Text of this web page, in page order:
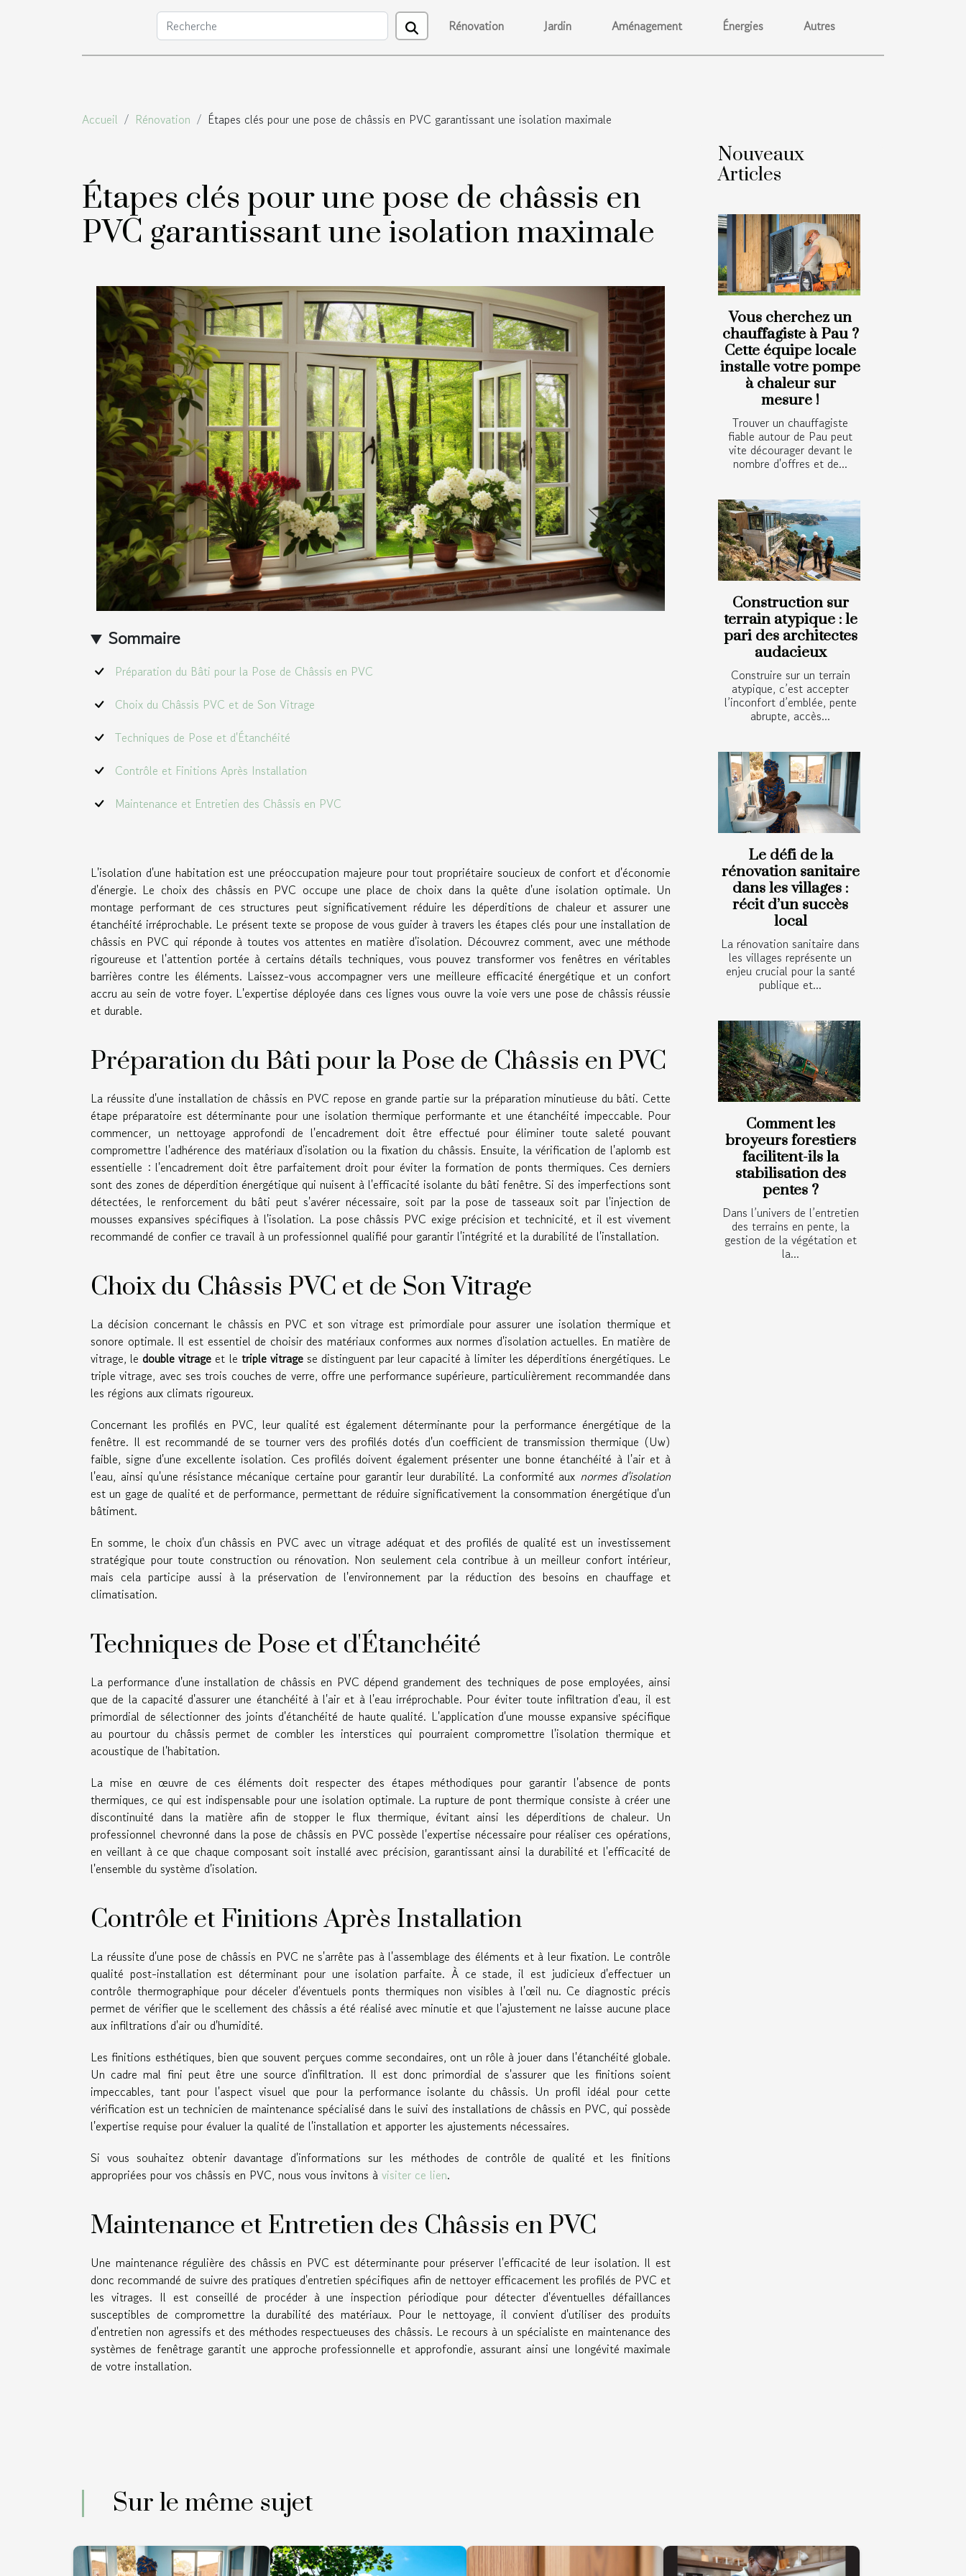
Rénovation Jardin Aménagement Énergies Autres
Accueil Rénovation Étapes clés pour une pose de châssis en PVC garantissant une isolation maximale
Étapes clés pour une pose de châssis en
PVC garantissant une isolation maximale
Sommaire
Préparation du Bâti pour la Pose de Châssis en PVC
Choix du Châssis PVC et de Son Vitrage
Techniques de Pose et d'Étanchéité
Contrôle et Finitions Après Installation
Maintenance et Entretien des Châssis en PVC
L'isolation d'une habitation est une préoccupation majeure pour tout propriétaire soucieux de confort et d'économie
d'énergie. Le choix des châssis en PVC occupe une place de choix dans la quête d'une isolation optimale. Un
montage performant de ces structures peut significativement réduire les déperditions de chaleur et assurer une
étanchéité irréprochable. Le présent texte se propose de vous guider à travers les étapes clés pour une installation de
châssis en PVC qui réponde à toutes vos attentes en matière d'isolation. Découvrez comment, avec une méthode
rigoureuse et l'attention portée à certains détails techniques, vous pouvez transformer vos fenêtres en véritables
barrières contre les éléments. Laissez-vous accompagner vers une meilleure efficacité énergétique et un confort
accru au sein de votre foyer. L'expertise déployée dans ces lignes vous ouvre la voie vers une pose de châssis réussie
et durable.
Préparation du Bâti pour la Pose de Châssis en PVC
La réussite d'une installation de châssis en PVC repose en grande partie sur la préparation minutieuse du bâti. Cette
étape préparatoire est déterminante pour une isolation thermique performante et une étanchéité impeccable. Pour
commencer, un nettoyage approfondi de l'encadrement doit être effectué pour éliminer toute saleté pouvant
compromettre l'adhérence des matériaux d'isolation ou la fixation du châssis. Ensuite, la vérification de l'aplomb est
essentielle : l'encadrement doit être parfaitement droit pour éviter la formation de ponts thermiques. Ces derniers
sont des zones de déperdition énergétique qui nuisent à l'efficacité isolante du bâti fenêtre. Si des imperfections sont
détectées, le renforcement du bâti peut s'avérer nécessaire, soit par la pose de tasseaux soit par l'injection de
mousses expansives spécifiques à l'isolation. La pose châssis PVC exige précision et technicité, et il est vivement
recommandé de confier ce travail à un professionnel qualifié pour garantir l'intégrité et la durabilité de l'installation.
Choix du Châssis PVC et de Son Vitrage
La décision concernant le châssis en PVC et son vitrage est primordiale pour assurer une isolation thermique et
sonore optimale. Il est essentiel de choisir des matériaux conformes aux normes d'isolation actuelles. En matière de
vitrage, le double vitrage et le triple vitragese distinguent par leur capacité à limiter les déperditions énergétiques. Le
triple vitrage, avec ses trois couches de verre, offre une performance supérieure, particulièrement recommandée dans
les régions aux climats rigoureux.
Concernant les profilés en PVC, leur qualité est également déterminante pour la performance énergétique de la
fenêtre. Il est recommandé de se tourner vers des profilés dotés d'un coefficient de transmission thermique (Uw)
faible, signe d'une excellente isolation. Ces profilés doivent également présenter une bonne étanchéité à l'air et à
l'eau, ainsi qu'une résistance mécanique certaine pour garantir leur durabilité. La conformité aux normes d'isolation
est un gage de qualité et de performance, permettant de réduire significativement la consommation énergétique d'un
bâtiment.
En somme, le choix d'un châssis en PVC avec un vitrage adéquat et des profilés de qualité est un investissement
stratégique pour toute construction ou rénovation. Non seulement cela contribue à un meilleur confort intérieur,
mais cela participe aussi à la préservation de l'environnement par la réduction des besoins en chauffage et
climatisation.
Techniques de Pose et d'Étanchéité
La performance d'une installation de châssis en PVC dépend grandement des techniques de pose employées, ainsi
que de la capacité d'assurer une étanchéité à l'air et à l'eau irréprochable. Pour éviter toute infiltration d'eau, il est
primordial de sélectionner des joints d'étanchéité de haute qualité. L'application d'une mousse expansive spécifique
au pourtour du châssis permet de combler les interstices qui pourraient compromettre l'isolation thermique et
acoustique de l'habitation.
La mise en œuvre de ces éléments doit respecter des étapes méthodiques pour garantir l'absence de ponts
thermiques, ce qui est indispensable pour une isolation optimale. La rupture de pont thermique consiste à créer une
discontinuité dans la matière afin de stopper le flux thermique, évitant ainsi les déperditions de chaleur. Un
professionnel chevronné dans la pose de châssis en PVC possède l'expertise nécessaire pour réaliser ces opérations,
en veillant à ce que chaque composant soit installé avec précision, garantissant ainsi la durabilité et l'efficacité de
l'ensemble du système d'isolation.
Contrôle et Finitions Après Installation
La réussite d'une pose de châssis en PVC ne s'arrête pas à l'assemblage des éléments et à leur fixation. Le contrôle
qualité post-installation est déterminant pour une isolation parfaite. À ce stade, il est judicieux d'effectuer un
contrôle thermographique pour déceler d'éventuels ponts thermiques non visibles à l'œil nu. Ce diagnostic précis
permet de vérifier que le scellement des châssis a été réalisé avec minutie et que l'ajustement ne laisse aucune place
aux infiltrations d'air ou d'humidité.
Les finitions esthétiques, bien que souvent perçues comme secondaires, ont un rôle à jouer dans l'étanchéité globale.
Un cadre mal fini peut être une source d'infiltration. Il est donc primordial de s'assurer que les finitions soient
impeccables, tant pour l'aspect visuel que pour la performance isolante du châssis. Un profil idéal pour cette
vérification est un technicien de maintenance spécialisé dans le suivi des installations de châssis en PVC, qui possède
l'expertise requise pour évaluer la qualité de l'installation et apporter les ajustements nécessaires.
Si vous souhaitez obtenir davantage d'informations sur les méthodes de contrôle de qualité et les finitions
appropriées pour vos châssis en PVC, nous vous invitons à visiter ce lien.
Maintenance et Entretien des Châssis en PVC
Une maintenance régulière des châssis en PVC est déterminante pour préserver l'efficacité de leur isolation. Il est
donc recommandé de suivre des pratiques d'entretien spécifiques afin de nettoyer efficacement les profilés de PVC et
les vitrages. Il est conseillé de procéder à une inspection périodique pour détecter d'éventuelles défaillances
susceptibles de compromettre la durabilité des matériaux. Pour le nettoyage, il convient d'utiliser des produits
d'entretien non agressifs et des méthodes respectueuses des châssis. Le recours à un spécialiste en maintenance des
systèmes de fenêtrage garantit une approche professionnelle et approfondie, assurant ainsi une longévité maximale
de votre installation.
Nouveaux
Articles
Vous cherchez un
chauffagiste à Pau ?
Cette équipe locale
installe votre pompe
à chaleur sur
mesure !
Trouver un chauffagiste
fiable autour de Pau peut
vite décourager devant le
nombre d'offres et de...
Construction sur
terrain atypique : le
pari des architectes
audacieux
Construire sur un terrain
atypique, c’est accepter
l’inconfort d’emblée, pente
abrupte, accès...
Le défi de la
rénovation sanitaire
dans les villages :
récit d’un succès
local
La rénovation sanitaire dans
les villages représente un
enjeu crucial pour la santé
publique et...
Comment les
broyeurs forestiers
facilitent-ils la
stabilisation des
pentes ?
Dans l’univers de l’entretien
des terrains en pente, la
gestion de la végétation et
la...
Sur le même sujet